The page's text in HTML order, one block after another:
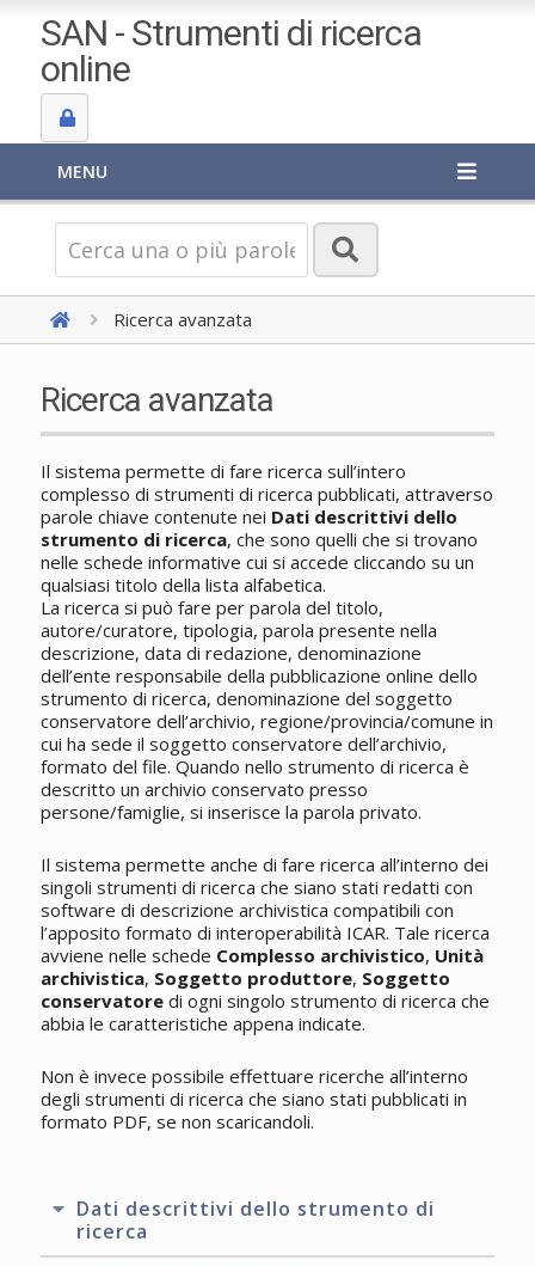
SAN - Strumenti di ricerca
online
MENU
Ricerca avanzata
Ricerca avanzata
Il sistema permette di fare ricerca sull’intero
complesso di strumenti di ricerca pubblicati, attraverso
parole chiave contenute nei Dati descrittivi dello
strumento di ricerca, che sono quelli che si trovano
nelle schede informative cui si accede cliccando su un
qualsiasi titolo della lista alfabetica.
La ricerca si può fare per parola del titolo,
autore/curatore, tipologia, parola presente nella
descrizione, data di redazione, denominazione
dell’ente responsabile della pubblicazione online dello
strumento di ricerca, denominazione del soggetto
conservatore dell’archivio, regione/provincia/comune in
cui ha sede il soggetto conservatore dell’archivio,
formato del file. Quando nello strumento di ricerca è
descritto un archivio conservato presso
persone/famiglie, si inserisce la parola privato.
Il sistema permette anche di fare ricerca all’interno dei
singoli strumenti di ricerca che siano stati redatti con
software di descrizione archivistica compatibili con
l’apposito formato di interoperabilità ICAR. Tale ricerca
avviene nelle schede Complesso archivistico, Unità
archivistica, Soggetto produttore, Soggetto
conservatoredi ogni singolo strumento di ricerca che
abbia le caratteristiche appena indicate.
Non è invece possibile effettuare ricerche all’interno
degli strumenti di ricerca che siano stati pubblicati in
formato PDF, se non scaricandoli.
Dati descrittivi dello strumento di
ricerca